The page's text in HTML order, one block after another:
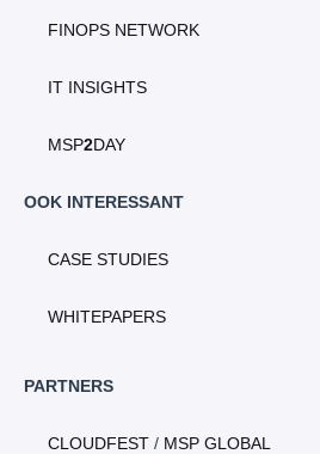
FINOPS NETWORK
IT INSIGHTS
MSP2DAY
OOK INTERESSANT
CASE STUDIES
WHITEPAPERS
PARTNERS
CLOUDFEST / MSP GLOBAL